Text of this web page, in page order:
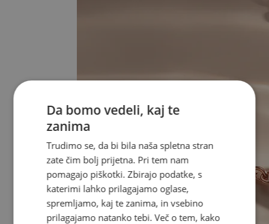
Da bomo vedeli, kaj te
zanima
Trudimo se, da bi bila naša spletna stran
zate čim bolj prijetna. Pri tem nam
pomagajo piškotki. Zbirajo podatke, s
katerimi lahko prilagajamo oglase,
spremljamo, kaj te zanima, in vsebino
prilagajamo natanko tebi. Več o tem, kako